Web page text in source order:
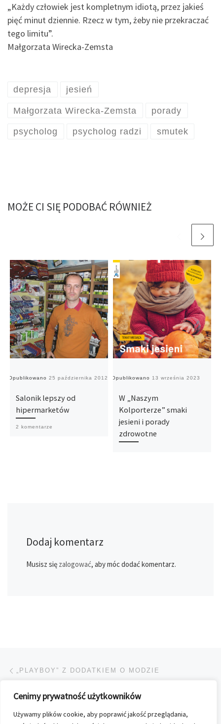
Cenimy prywatność użytkowników
Używamy plików cookie, aby poprawić jakość przeglądania,
„Każdy człowiek jest kompletnym idiotą, przez jakieś
pięć minut dziennie. Rzecz w tym, żeby nie przekraczać
tego limitu”.
Małgorzata Wirecka-Zemsta
depresja jesień
Małgorzata Wirecka-Zemsta porady
psycholog psycholog radzi smutek
MOŻE CI SIĘ PODOBAĆ RÓWNIEŻ
Opublikowano 25 października 2012
Salonik lepszy od
hipermarketów
2 komentarze
Opublikowano 13 września 2023
W „Naszym
Kolporterze” smaki
jesieni i porady
zdrowotne
Dodaj komentarz
Musisz się zalogować, aby móc dodać komentarz.
Przeglądanie Wpisów
„PLAYBOY” Z DODATKIEM O MODZIE
POWRÓT DO LISTY